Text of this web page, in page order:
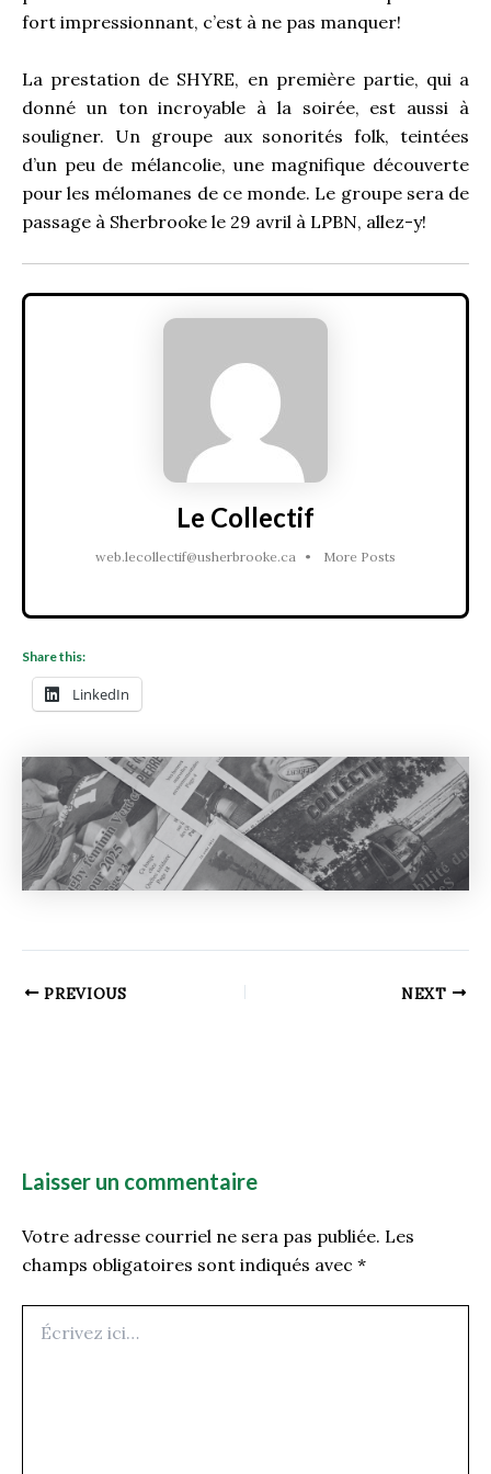
fort impressionnant, c’est à ne pas manquer!
La prestation de SHYRE, en première partie, qui a
donné un ton incroyable à la soirée, est aussi à
souligner. Un groupe aux sonorités folk, teintées
d’un peu de mélancolie, une magnifique découverte
pour les mélomanes de ce monde. Le groupe sera de
passage à Sherbrooke le 29 avril à LPBN, allez-y!
Le Collectif
web.lecollectif@usherbrooke.ca • More Posts
Share this:
LinkedIn
PREVIOUS NEXT
Laisser un commentaire
Votre adresse courriel ne sera pas publiée. Les
champs obligatoires sont indiqués avec *
ici…